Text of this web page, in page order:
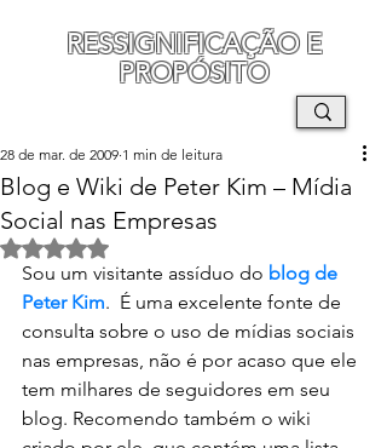
RESSIGNIFICAÇÃO E
PROPÓSITO
Blog e Wiki de Peter Kim – Mídia
Social nas Empresas
28 de mar. de 2009 1 min de leitura
Avaliado com NaN de 5 estrelas.
Sou um visitante assíduo do blog de
Peter Kim.  É uma excelente fonte de
consulta sobre o uso de mídias sociais
nas empresas, não é por acaso que ele
tem milhares de seguidores em seu
blog. Recomendo também o wiki